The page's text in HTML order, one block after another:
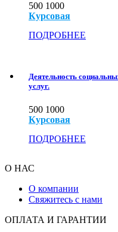
500 1000
Курсовая
ПОДРОБНЕЕ
Деятельность
услуг.
500 1000
Курсовая
ПОДРОБНЕЕ
О НАС
О компании
Свяжитесь с нами
ОПЛАТА И ГАРАНТИИ